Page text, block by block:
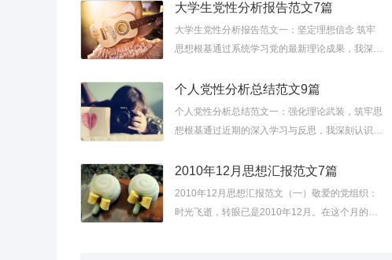
大学生党性分析报告范文7篇
大学生党性分析报告范文一：坚定理想信念 筑牢
思想根基通过系统学习党的最新理论成果，我深刻
代中国特色社会主义思想的整体性把...
个人党性分析总结范文9篇
个人党性分析总结范文一：强化理论武装，筑牢思
想根基通过近期的深入学习与反思，我深刻认识到
照检查中，发现自己对党的创新理论体系...
2010年12月思想汇报范文7篇
2010年12月思想汇报范文（一）敬爱的党组织：
时光飞逝，转眼已是2010年12月。在这个月的学